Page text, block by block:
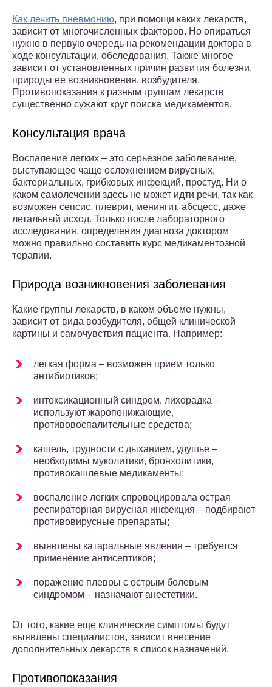
Как лечить пневмонию, при помощи каких лекарств,
зависит от многочисленных факторов. Но опираться
нужно в первую очередь на рекомендации доктора в
ходе консультации, обследования. Также многое
зависит от установленных причин развития болезни,
природы ее возникновения, возбудителя.
Противопоказания к разным группам лекарств
существенно сужают круг поиска медикаментов.
Консультация врача
Воспаление легких – это серьезное заболевание,
выступающее чаще осложнением вирусных,
бактериальных, грибковых инфекций, простуд. Ни о
каком самолечении здесь не может идти речи, так как
возможен сепсис, плеврит, менингит, абсцесс, даже
летальный исход. Только после лабораторного
исследования, определения диагноза доктором
можно правильно составить курс медикаментозной
терапии.
Природа возникновения заболевания
Какие группы лекарств, в каком объеме нужны,
зависит от вида возбудителя, общей клинической
картины и самочувствия пациента. Например:
легкая форма – возможен прием только
антибиотиков;
интоксикационный синдром, лихорадка –
используют жаропонижающие,
противовоспалительные средства;
кашель, трудности с дыханием, удушье –
необходимы муколитики, бронхолитики,
противокашлевые медикаменты;
воспаление легких спровоцировала острая
респираторная вирусная инфекция – подбирают
противовирусные препараты;
выявлены катаральные явления – требуется
применение антисептиков;
поражение плевры с острым болевым
синдромом – назначают анестетики.
От того, какие еще клинические симптомы будут
выявлены специалистов, зависит внесение
дополнительных лекарств в список назначений.
Противопоказания